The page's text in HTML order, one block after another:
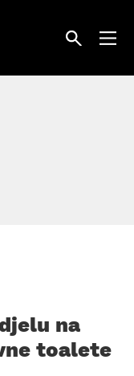
na
toalete